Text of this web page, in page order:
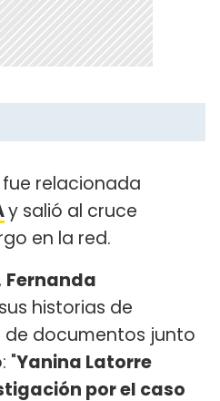
fue relacionada
y salió al cruce
en la red.
Fernanda
historias de
de documentos junto
"Yanina Latorre
por el caso